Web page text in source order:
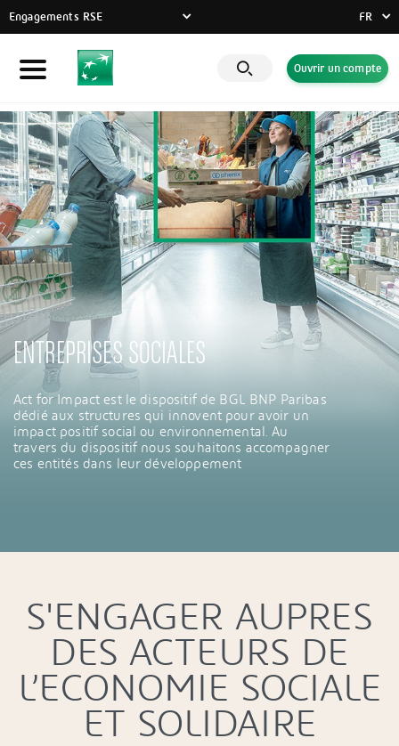
Engagements RSE
Particuliers
Entreprises
Banque Privée
Engagements RSE
Actualités
Solutions innovantes
FR
FR
DE
Ouvrir un compte
ENTREPRISES SOCIALES
Act for Impact est le dispositif de BGL BNP Paribas
dédié aux structures qui innovent pour avoir un
impact positif social ou environnemental. Au
travers du dispositif nous souhaitons accompagner
ces entités dans leur développement
S'ENGAGER AUPRES
DES ACTEURS DE
L’ECONOMIE SOCIALE
ET SOLIDAIRE